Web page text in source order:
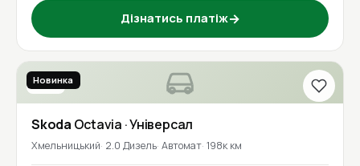
Дізнатись платіж→
2021
Новинка
Skoda Octavia · Універсал
Хмельницький 2.0 Дизель Автомат 198к км